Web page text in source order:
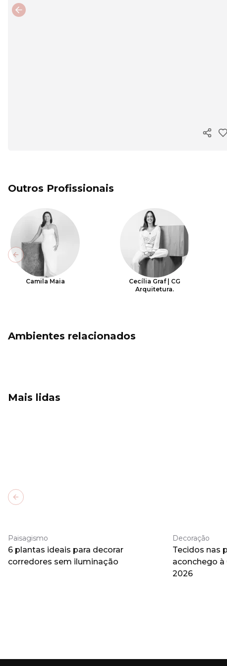
Previous slide
Outros Profissionais
Camila Maia
Cecília Graf | CG
Arquitetura.
Previous slide
Ambientes relacionados
Mais lidas
Paisagismo
6 plantas ideais para decorar
corredores sem iluminação
Decoração
Tecidos nas
aconchego à
2026
Previous slide